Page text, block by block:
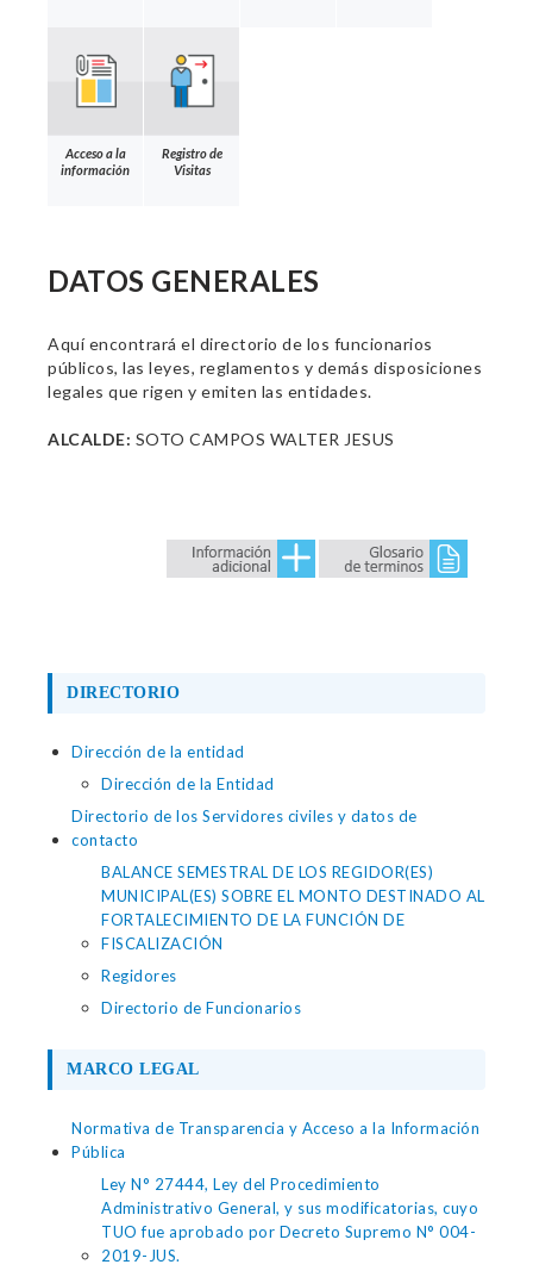
Acceso a la
información
Registro de
Visitas
DATOS GENERALES
Aquí encontrará el directorio de los funcionarios
públicos, las leyes, reglamentos y demás disposiciones
legales que rigen y emiten las entidades.
ALCALDE: SOTO CAMPOS WALTER JESUS
DIRECTORIO
Dirección de la entidad
Dirección de la Entidad
Directorio de los Servidores civiles y datos de
contacto
BALANCE SEMESTRAL DE LOS REGIDOR(ES)
MUNICIPAL(ES) SOBRE EL MONTO DESTINADO AL
FORTALECIMIENTO DE LA FUNCIÓN DE
FISCALIZACIÓN
Regidores
Directorio de Funcionarios
MARCO LEGAL
Normativa de Transparencia y Acceso a la Información
Pública
Ley N° 27444, Ley del Procedimiento
Administrativo General, y sus modificatorias, cuyo
TUO fue aprobado por Decreto Supremo N° 004-
2019-JUS.